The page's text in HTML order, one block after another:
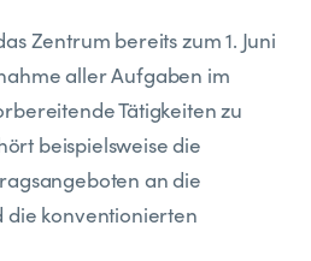
Zentrum bereits zum 1. Juni
aller Aufgaben im
Tätigkeiten zu
beispielsweise die
an die
die konventionierten